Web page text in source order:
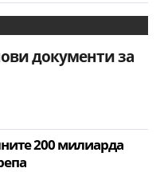
документи за
200 милиарда